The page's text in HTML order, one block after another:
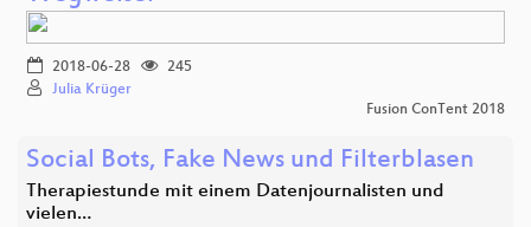
2018-06-28
245
Julia Krüger
Fusion ConTent 2018
Social Bots, Fake News und Filterblasen
Therapiestunde mit einem Datenjournalisten und
vielen…